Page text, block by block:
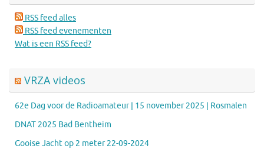
RSS feed alles
RSS feed evenementen
Wat is een RSS feed?
VRZA videos
62e Dag voor de Radioamateur | 15 november 2025 | Rosmalen
DNAT 2025 Bad Bentheim
Gooise Jacht op 2 meter 22-09-2024